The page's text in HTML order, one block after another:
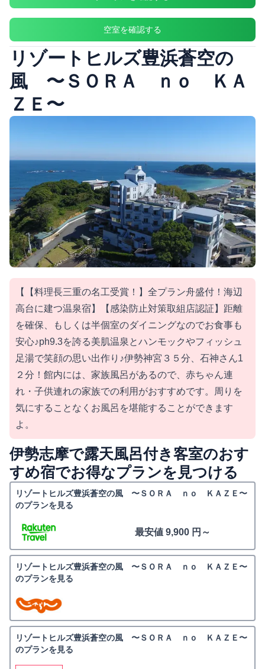
空室を確認する
リゾートヒルズ豊浜蒼空の
風 〜ＳＯＲＡ ｎｏ ＫＡ
ＺＥ〜
【【料理長三重の名工受賞！】全プラン舟盛付！海辺
高台に建つ温泉宿】【感染防止対策取組店認証】距離
を確保、もしくは半個室のダイニングなのでお食事も
安心♪ph9.3を誇る美肌温泉とハンモックやフィッシュ
足湯で笑顔の思い出作り♪伊勢神宮３５分、石神さん1
２分！館内には、家族風呂があるので、赤ちゃん連
れ・子供連れの家族での利用がおすすめです。周りを
気にすることなくお風呂を堪能することができます
よ。
伊勢志摩で露天風呂付き客室のおす
すめ宿でお得なプランを見つける
リゾートヒルズ豊浜蒼空の風 〜ＳＯＲＡ ｎｏ ＫＡＺＥ〜
のプランを見る
最安値 9,900 円～
リゾートヒルズ豊浜蒼空の風 〜ＳＯＲＡ ｎｏ ＫＡＺＥ〜
のプランを見る
リゾートヒルズ豊浜蒼空の風 〜ＳＯＲＡ ｎｏ ＫＡＺＥ〜
のプランを見る